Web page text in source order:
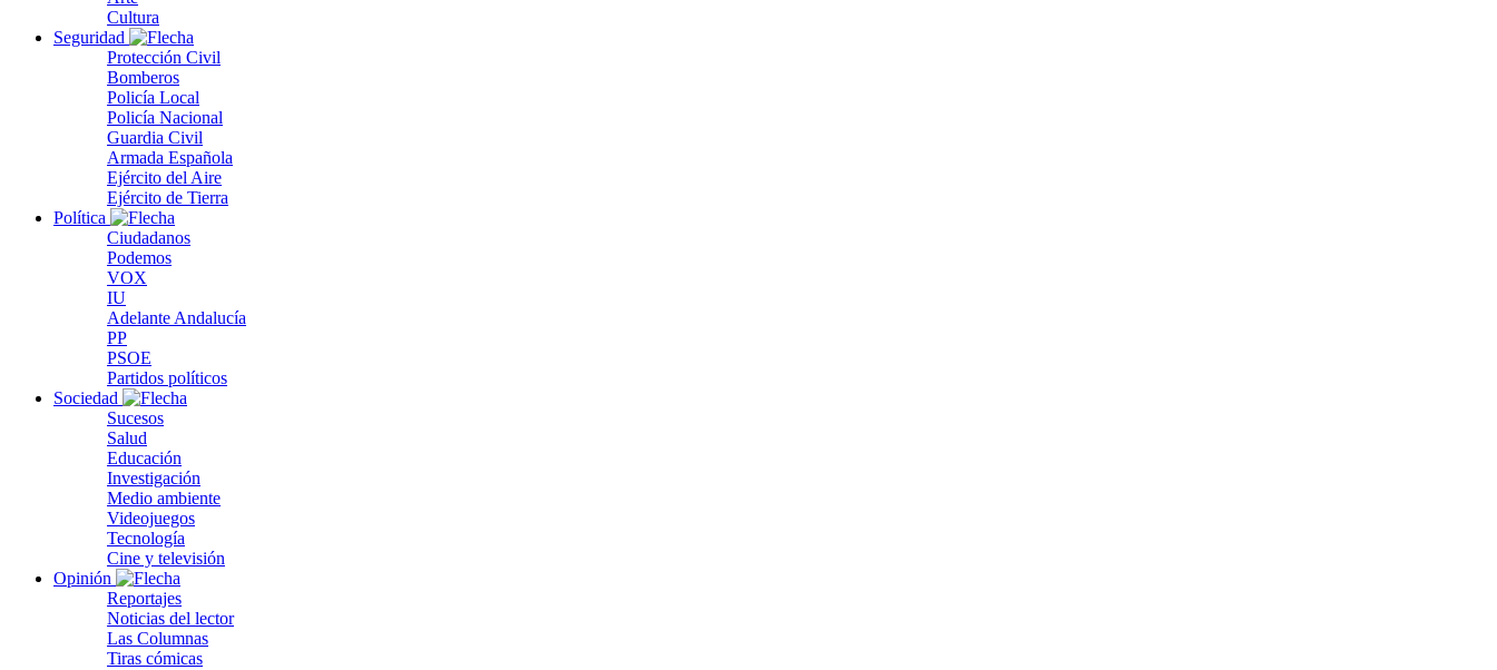
Cultura
Seguridad
Protección Civil
Bomberos
Policía Local
Policía Nacional
Guardia Civil
Armada Española
Ejército del Aire
Ejército de Tierra
Política
Ciudadanos
Podemos
VOX
IU
Adelante Andalucía
PP
PSOE
Partidos políticos
Sociedad
Sucesos
Salud
Educación
Investigación
Medio ambiente
Videojuegos
Tecnología
Cine y televisión
Opinión
Reportajes
Noticias del lector
Las Columnas
Tiras cómicas